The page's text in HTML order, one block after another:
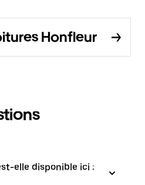
Honfleur
elle disponible ici :